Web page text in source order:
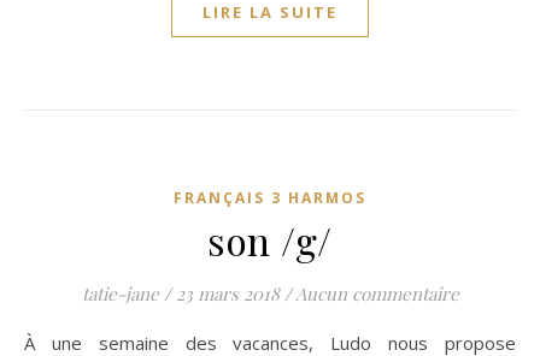
LIRE LA SUITE
FRANÇAIS 3 HARMOS
son /g/
tatie-jane / 23 mars 2018 /Aucun commentaire
À une semaine des vacances, Ludo nous propose